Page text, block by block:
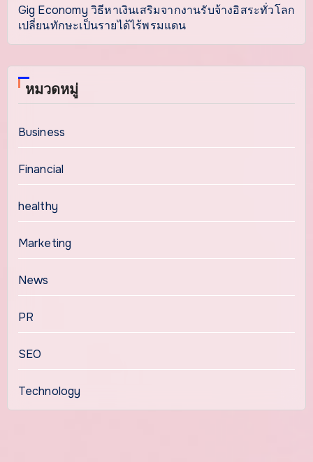
Gig Economy วิธีหาเงินเสริมจากงานรับจ้างอิสระทั่วโลก
เปลี่ยนทักษะเป็นรายได้ไร้พรมแดน
หมวดหมู่
Business
Financial
healthy
Marketing
News
PR
SEO
Technology